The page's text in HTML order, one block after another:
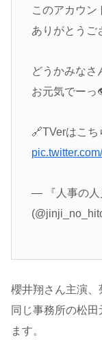
このアカウン
ありがとうご
どうかみなさ
お元気でーっ
🔗TVerはこち
— 『人事の人
櫻井翔さん主演、
同じ事務所の松
ます。